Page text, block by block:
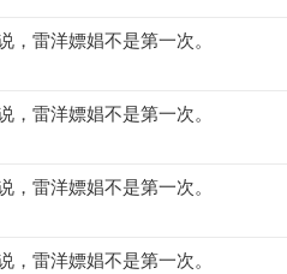
，雷洋嫖娼不是第一次。
，雷洋嫖娼不是第一次。
，雷洋嫖娼不是第一次。
，雷洋嫖娼不是第一次。